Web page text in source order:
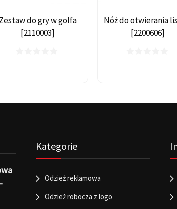
Zestaw do gry w golfa
[2110003]
Nóż do otwierania
[2200606]
Kategorie
Odzież reklamowa
Odzież robocza z logo